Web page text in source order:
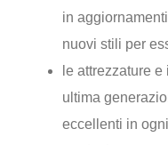
in
nuovi stili per
le attrezzature
ultima
eccellenti in